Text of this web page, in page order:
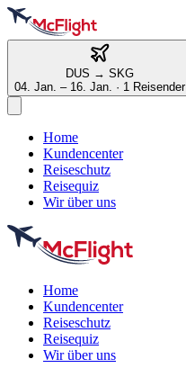
DUS → SKG
04. Jan. – 16. Jan. · 1 Reisender
Home
Kundencenter
Reiseschutz
Reisequiz
Wir über uns
Home
Kundencenter
Reiseschutz
Reisequiz
Wir über uns